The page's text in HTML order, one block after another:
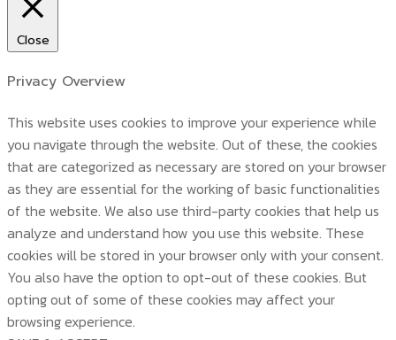
Close
Privacy Overview
This website uses cookies to improve your experience while
you navigate through the website. Out of these, the cookies
that are categorized as necessary are stored on your browser
as they are essential for the working of basic functionalities
of the website. We also use third-party cookies that help us
analyze and understand how you use this website. These
cookies will be stored in your browser only with your consent.
You also have the option to opt-out of these cookies. But
opting out of some of these cookies may affect your
browsing experience.